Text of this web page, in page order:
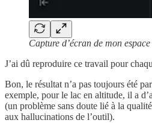
Capture d’écran de mon
J’ai dû reproduire ce travail pour
Bon, le résultat n’a pas toujours été
exemple, pour le lac en altitude, il a
(un problème sans doute lié à la
aux hallucinations de l’outil).